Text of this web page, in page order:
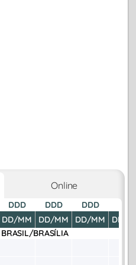
Online
DDD
DD/MM
DDD
DD/MM
DDD
DD/MM
DD/
BRASIL/BRASÍLIA